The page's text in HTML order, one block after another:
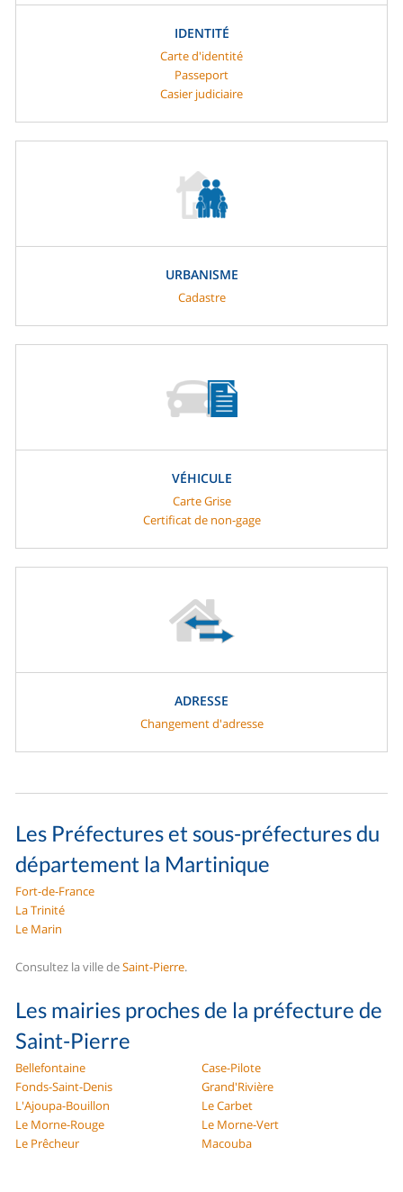
IDENTITÉ
Carte d'identité
Passeport
Casier judiciaire
URBANISME
Cadastre
VÉHICULE
Carte Grise
Certificat de non-gage
ADRESSE
Changement d'adresse
Les Préfectures et sous-préfectures du
département la Martinique
Fort-de-France
La Trinité
Le Marin
Consultez la ville deSaint-Pierre.
Les mairies proches de la préfecture de
Saint-Pierre
Bellefontaine
Case-Pilote
Fonds-Saint-Denis
Grand'Rivière
L'Ajoupa-Bouillon
Le Carbet
Le Morne-Rouge
Le Morne-Vert
Le Prêcheur
Macouba